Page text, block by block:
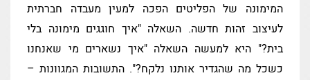
המימונה של הפליטים הפכה למעין מעבדה חברתית
לעיצוב זהות חדשה. השאלה "איך חוגגים מימונה בלי
בית?" היא למעשה השאלה "איך נשארים מי שאנחנו
כשכל מה שהגדיר אותנו נלקח?". התשובות המגוונות –